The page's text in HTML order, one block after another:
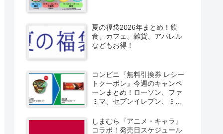
夏の福袋2026年まとめ！飲
食、カフェ、雑貨、アパレル
などもお得！
コンビニ『無料引換券 レシー
トクーポン』今週のキャンペ
ーンまとめ！ローソン、ファ
ミマ、セブンイレブン、ミニ
しまむら『アニメ・キャラ』
コラボ！発売日スケジュール